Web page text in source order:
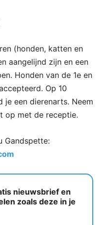
(honden, katten en
aangelijnd zijn en een
Honden van de 1e en
Op 10
je een dierenarts. Neem
op met de receptie.
Gandspette:
nieuwsbrief en
zoals deze in je